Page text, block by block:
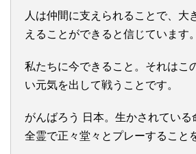
人は仲間に支えられることで、大
えることができると信じています。
私たちに今できること。それはこ
い元気を出して戦うことです。
がんばろう 日本。生かされてい
全霊で正々堂々とプレーすること